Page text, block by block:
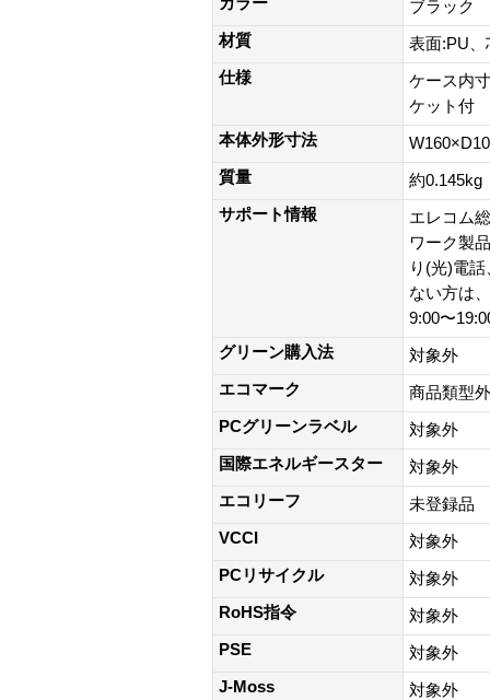
ブラック
材質
表面:PU、
仕様
ケース内
ケット付
本体外形寸法
質量
約0.145kg
サポート情報
エレコム
ワーク製
り(光)電
ない方は
9:00〜
グリーン購入法
対象外
エコマーク
商品類型外
PCグリーンラベル
対象外
国際エネルギースター
対象外
エコリーフ
未登録品
VCCI
対象外
PCリサイクル
対象外
RoHS指令
対象外
PSE
対象外
J-Moss
対象外